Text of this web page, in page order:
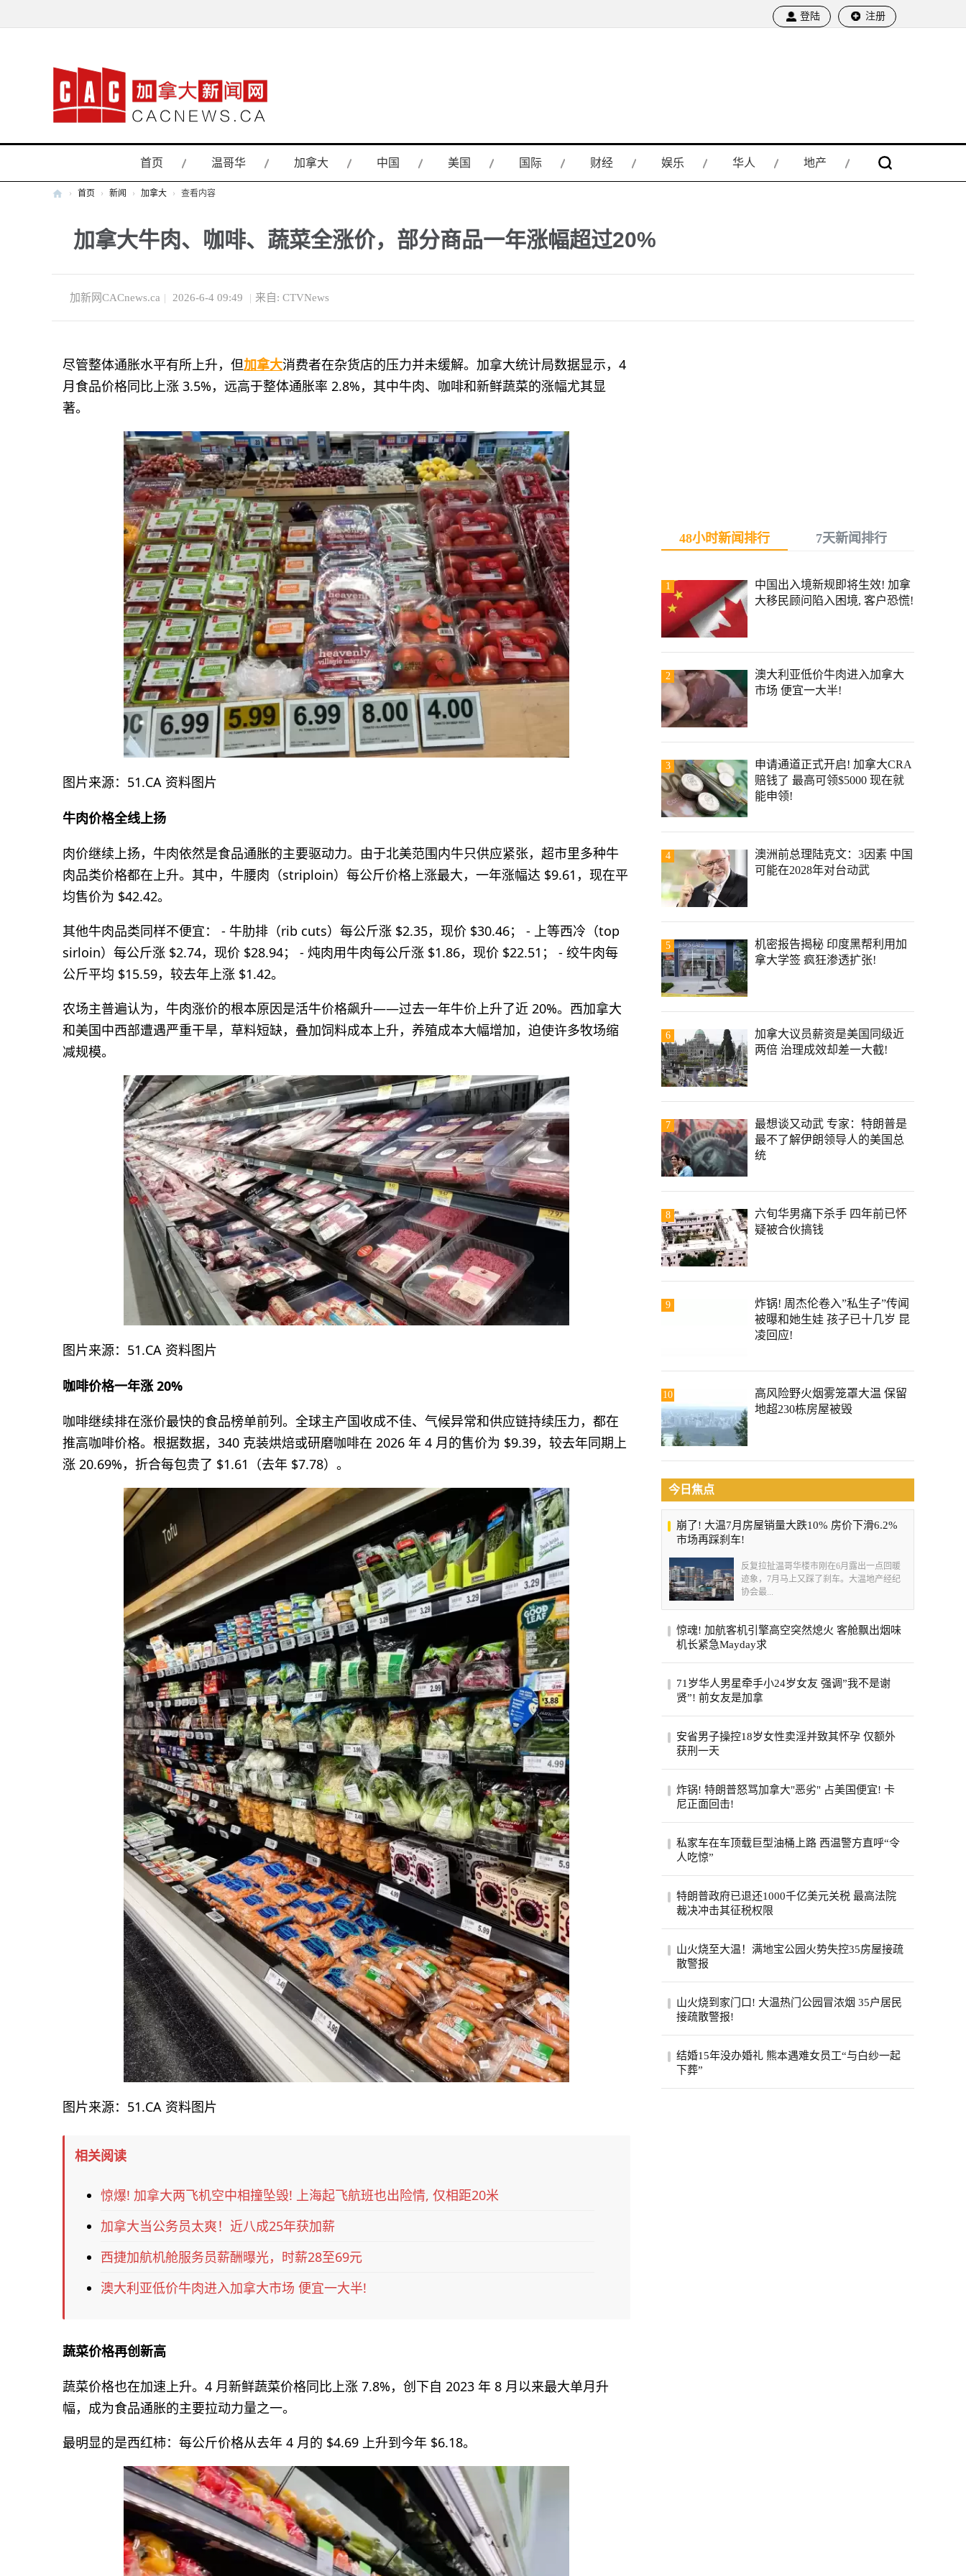
登陆 注册
首页 温哥华 加拿大 中国 美国 国际 财经 娱乐 华人 地产
新
网
› 首页 › 新闻 › 加拿大 › 查看内容
加拿大牛肉、咖啡、蔬菜全涨价，部分商品一年涨幅超过20%
加新网CACnews.ca | 2026-6-4 09:49 | 来自: CTVNews
尽管整体通胀水平有所上升，但加拿大消费者在杂货店的压力并未缓解。加拿大统计局数据显示，4
月食品价格同比上涨 3.5%，远高于整体通胀率 2.8%，其中牛肉、咖啡和新鲜蔬菜的涨幅尤其显
著。
图片来源：51.CA 资料图片
牛肉价格全线上扬
肉价继续上扬，牛肉依然是食品通胀的主要驱动力。由于北美范围内牛只供应紧张，超市里多种牛
肉品类价格都在上升。其中，牛腰肉（striploin）每公斤价格上涨最大，一年涨幅达 $9.61，现在平
均售价为 $42.42。
其他牛肉品类同样不便宜： - 牛肋排（rib cuts）每公斤涨 $2.35，现价 $30.46； - 上等西冷（top
sirloin）每公斤涨 $2.74，现价 $28.94； - 炖肉用牛肉每公斤涨 $1.86，现价 $22.51； - 绞牛肉每
公斤平均 $15.59，较去年上涨 $1.42。
农场主普遍认为，牛肉涨价的根本原因是活牛价格飙升——过去一年牛价上升了近 20%。西加拿大
和美国中西部遭遇严重干旱，草料短缺，叠加饲料成本上升，养殖成本大幅增加，迫使许多牧场缩
减规模。
图片来源：51.CA 资料图片
咖啡价格一年涨 20%
咖啡继续排在涨价最快的食品榜单前列。全球主产国收成不佳、气候异常和供应链持续压力，都在
推高咖啡价格。根据数据，340 克装烘焙或研磨咖啡在 2026 年 4 月的售价为 $9.39，较去年同期上
涨 20.69%，折合每包贵了 $1.61（去年 $7.78）。
图片来源：51.CA 资料图片
相关阅读
惊爆! 加拿大两飞机空中相撞坠毁! 上海起飞航班也出险情, 仅相距20米
加拿大当公务员太爽！近八成25年获加薪
西捷加航机舱服务员薪酬曝光，时薪28至69元
澳大利亚低价牛肉进入加拿大市场 便宜一大半!
蔬菜价格再创新高
蔬菜价格也在加速上升。4 月新鲜蔬菜价格同比上涨 7.8%，创下自 2023 年 8 月以来最大单月升
幅，成为食品通胀的主要拉动力量之一。
最明显的是西红柿：每公斤价格从去年 4 月的 $4.69 上升到今年 $6.18。
48小时新闻排行 7天新闻排行
1
中国出入境新规即将生效! 加拿
大移民顾问陷入困境, 客户恐慌!
2
澳大利亚低价牛肉进入加拿大
市场 便宜一大半!
3
申请通道正式开启! 加拿大CRA
赔钱了 最高可领$5000 现在就
能申领!
4
澳洲前总理陆克文：3因素 中国
可能在2028年对台动武
5
机密报告揭秘 印度黑帮利用加
拿大学签 疯狂渗透扩张!
6
加拿大议员薪资是美国同级近
两倍 治理成效却差一大截!
7
最想谈又动武 专家：特朗普是
最不了解伊朗领导人的美国总
统
8
六旬华男痛下杀手 四年前已怀
疑被合伙搞钱
9
炸锅! 周杰伦卷入”私生子”传闻
被曝和她生娃 孩子已十几岁 昆
凌回应!
10
高风险野火烟雾笼罩大温 保留
地超230栋房屋被毁
今日焦点
崩了! 大温7月房屋销量大跌10% 房价下滑6.2%
市场再踩刹车!
反复拉扯温哥华楼市刚在6月露出一点回暖
迹象，7月马上又踩了刹车。大温地产经纪
协会最...
惊魂! 加航客机引擎高空突然熄火 客舱飘出烟味
机长紧急Mayday求
就要抵达目的地，机舱里却突然冒出烟味，
一号...
71岁华人男星牵手小24岁女友 强调”我不是谢
贤”! 前女友是加拿
顺手官宣了女友。女友陈苡㛤（童芯），比
安省男子操控18岁女性卖淫并致其怀孕 仅额外
获刑一天
卖淫并致其怀孕，被判处已羁押时间之外仅
炸锅! 特朗普怒骂加拿大"恶劣" 占美国便宜! 卡
尼正面回击!
将继续捍卫本国利益，同一天加美贸易官员
私家车在车顶载巨型油桶上路 西温警方直呼“令
人吃惊”
期间进行的一次罕见的交通拦截。西温警局
在社...
特朗普政府已退还1000千亿美元关税 最高法院
裁决冲击其征税权限
据国际紧急经济权力法所征税款的六成。最
山火烧至大温！满地宝公园火势失控35房屋接疏
散警报
发生山火，当局下午稍晚更新消息，称已有
山火烧到家门口! 大温热门公园冒浓烟 35户居民
接疏散警报!
火，安莫尔村35处房产接疏散警报。高压电
结婚15年没办婚礼 熊本遇难女员工“与白纱一起
下葬”